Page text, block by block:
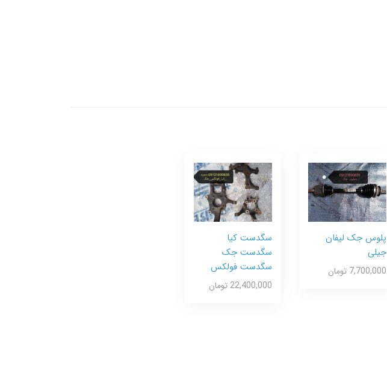
پلوس جک لیفان
جیلی
7,700,000 تومان
سگدست کیا
سگدست جک
سگدست فولکس
22,400,000 تومان